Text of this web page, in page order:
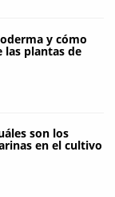
y cómo
plantas de
son los
en el cultivo